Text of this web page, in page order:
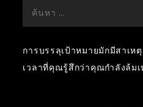
ค้นหา
สำหรับ:
การบรรลุเป้าหมายมักมีสาเ
เวลาที่คุณรู้สึกว่าคุณกำลังล้มเ